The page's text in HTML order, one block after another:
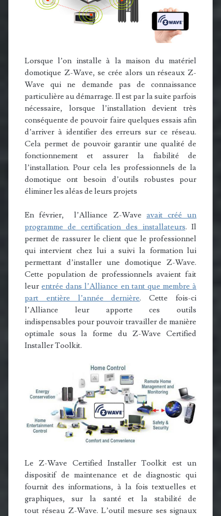
Lorsque l’on installe à la maison du matériel
domotique Z-Wave, se crée alors un réseaux Z-
Wave qui ne demande pas de connaissance
particulière au démarrage. Il est par la suite parfois
nécessaire, lorsque l’installation devient très
conséquente de pouvoir faire quelques essais afin
d’arriver à identifier des erreurs sur ce réseau.
Cela permet de pouvoir garantir une qualité de
fonctionnement et assurer la fiabilité de
l’installation. Pour cela les professionnels de la
domotique ont besoin d’outils robustes pour
éliminer les aléas de leurs projets
En février, l’Alliance Z-Wave avait créé un
programme de certification des installateurs. Il
permet de rassurer le client que le professionnel
qui intervient chez lui a suivi la formation lui
permettant d’installer une domotique Z-Wave.
Cette population de professionnels avaient fait
leur entrée dans l’Alliance en tant que membre à
part entière l’année dernière. Cette fois-ci
l’Alliance leur apporte ces outils
indispensables pour pouvoir travailler de manière
optimale sous la forme du Z-Wave Certified
Installer Toolkit.
Le Z-Wave Certified Installer Toolkit est un
dispositif de maintenance et de diagnostic qui
fournit des informations, à la fois textuelles et
graphiques, sur la santé et la stabilité de
tout réseau Z-Wave. L’outil mesure ses signaux